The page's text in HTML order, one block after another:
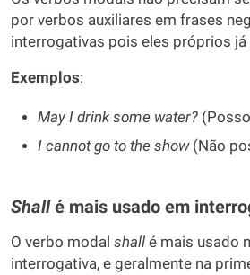
por verbos auxiliares em frases
interrogativas pois eles próprios já
Exemplos:
May I drink some water?
I cannot go to the show (Não
Shallé mais usado em
O verbo modal shall é mais usado
interrogativa, e geralmente na